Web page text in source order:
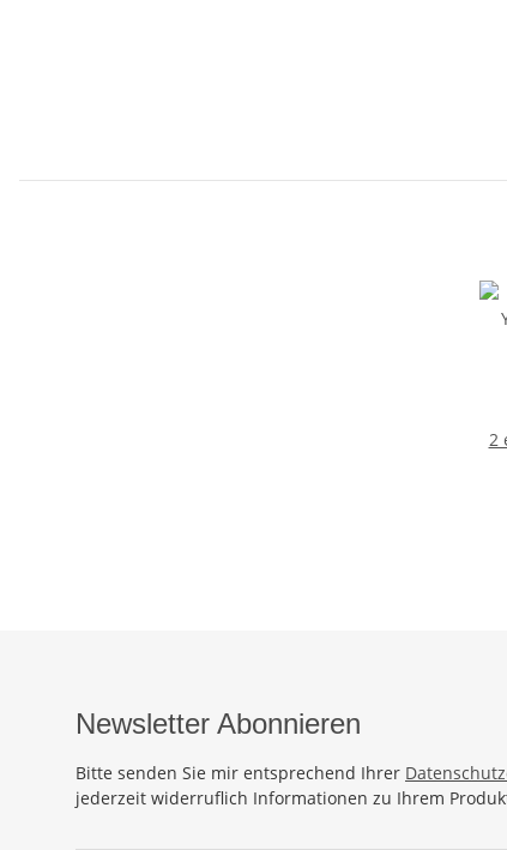
2
Newsletter Abonnieren
Bitte senden Sie mir entsprechend Ihrer
jederzeit widerruflich Informationen zu Ihrem